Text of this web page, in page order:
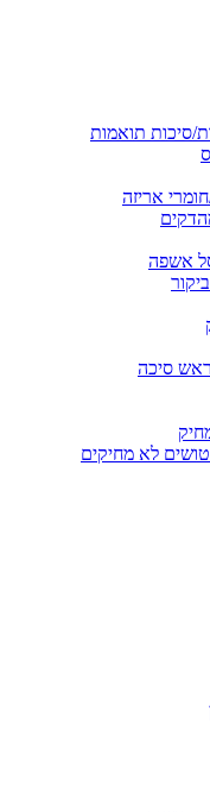
סיכות תואמות
אריזה
אשפה
סיכה
לא מחיקים